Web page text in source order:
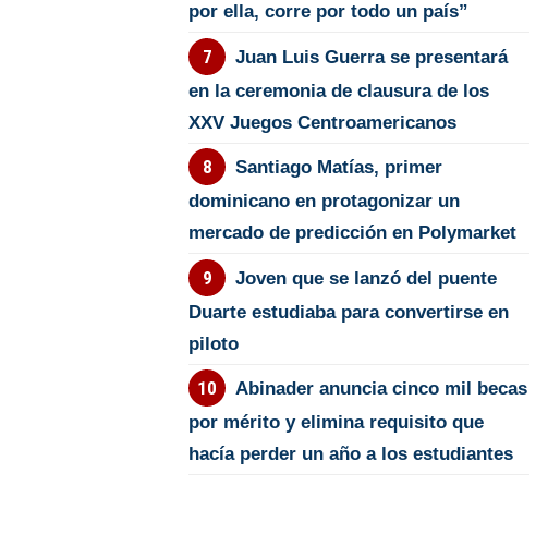
por ella, corre por todo un país”
Juan Luis Guerra se presentará
en la ceremonia de clausura de los
XXV Juegos Centroamericanos
Santiago Matías, primer
dominicano en protagonizar un
mercado de predicción en Polymarket
Joven que se lanzó del puente
Duarte estudiaba para convertirse en
piloto
Abinader anuncia cinco mil becas
por mérito y elimina requisito que
hacía perder un año a los estudiantes